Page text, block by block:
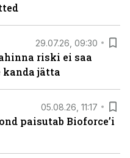
29.07.26, 09:30
riski ei saa
kanda jätta
05.08.26, 11:17
paisutab Bioforce’i